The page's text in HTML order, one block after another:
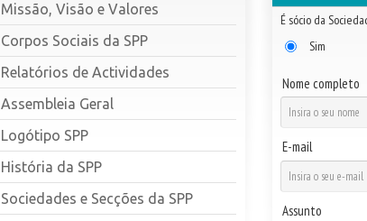
Missão, Visão e Valores
Corpos Sociais da SPP
Relatórios de Actividades
Assembleia Geral
Logótipo SPP
História da SPP
Sociedades e Secções da SPP
É sócio da
Sim
Nome completo
E-mail
Assunto